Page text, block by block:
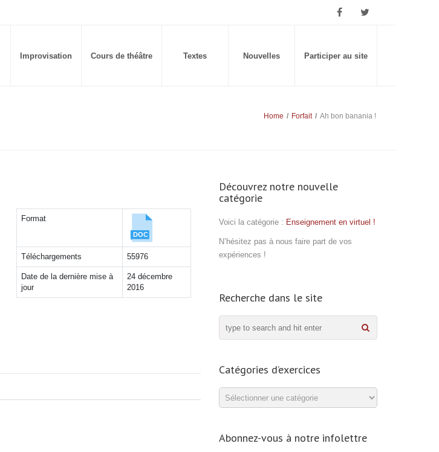
Improvisation Cours de théâtre Textes Nouvelles Participer au site
Home / Forfait / Ah bon banania !
Format
Téléchargements 55976
Date de la dernière mise à
jour
24 décembre
2016
Découvrez notre nouvelle
catégorie
Voici la catégorie : Enseignement en virtuel !
N’hésitez pas à nous faire part de vos
expériences !
Recherche dans le site
Catégories d’exercices
Catégories
d’exercices
Abonnez-vous à notre infolettre